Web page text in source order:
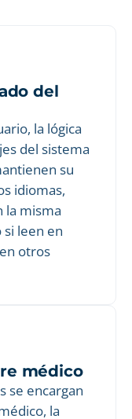
del
la lógica
del sistema
su
idiomas,
la misma
leen en
otros
médico
se encargan
la